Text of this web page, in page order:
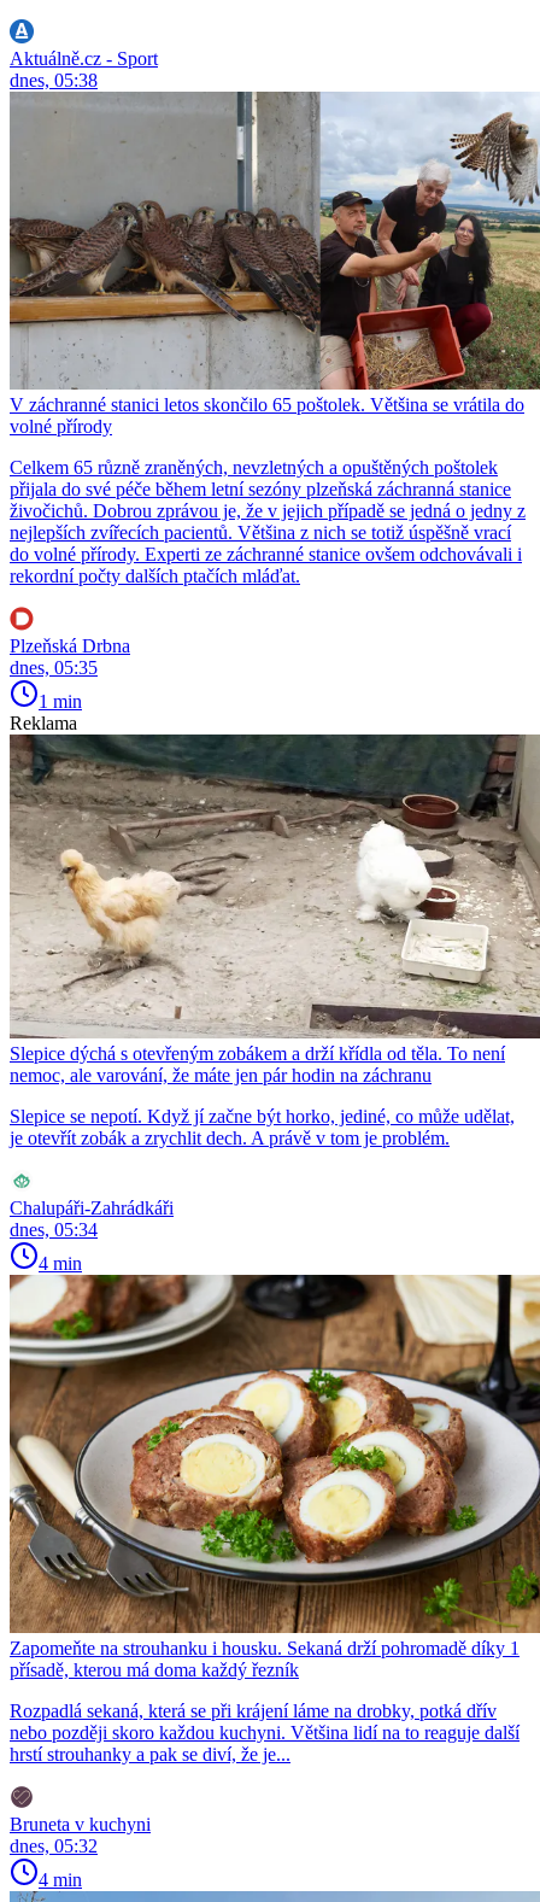
Aktuálně.cz - Sport
dnes, 05:38
V záchranné stanici letos skončilo 65 poštolek. Většina se vrátila do
volné přírody
Celkem 65 různě zraněných, nevzletných a opuštěných poštolek
přijala do své péče během letní sezóny plzeňská záchranná stanice
živočichů. Dobrou zprávou je, že v jejich případě se jedná o jedny z
nejlepších zvířecích pacientů. Většina z nich se totiž úspěšně vrací
do volné přírody. Experti ze záchranné stanice ovšem odchovávali i
rekordní počty dalších ptačích mláďat.
Plzeňská Drbna
dnes, 05:35
1 min
Reklama
Slepice dýchá s otevřeným zobákem a drží křídla od těla. To není
nemoc, ale varování, že máte jen pár hodin na záchranu
Slepice se nepotí. Když jí začne být horko, jediné, co může udělat,
je otevřít zobák a zrychlit dech. A právě v tom je problém.
Chalupáři-Zahrádkáři
dnes, 05:34
4 min
Zapomeňte na strouhanku i housku. Sekaná drží pohromadě díky 1
přísadě, kterou má doma každý řezník
Rozpadlá sekaná, která se při krájení láme na drobky, potká dřív
nebo později skoro každou kuchyni. Většina lidí na to reaguje další
hrstí strouhanky a pak se diví, že je...
Bruneta v kuchyni
dnes, 05:32
4 min